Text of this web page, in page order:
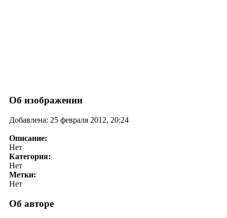
Об изображении
Добавлена: 25 февраля 2012, 20:24
Описание:
Нет
Категория:
Нет
Метки:
Нет
Об авторе